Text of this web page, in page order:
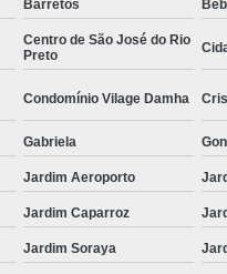
Barretos
Centro de São José do Rio
Preto
Condomínio Vilage Damha
Gabriela
Jardim Aeroporto
Jardim Caparroz
Jardim Soraya